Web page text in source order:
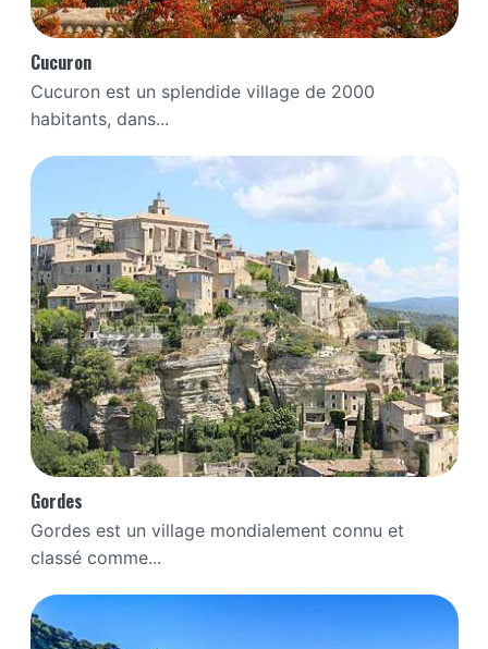
Cucuron
Cucuron est un splendide village de 2000
habitants, dans...
Gordes
Gordes est un village mondialement connu et
classé comme...